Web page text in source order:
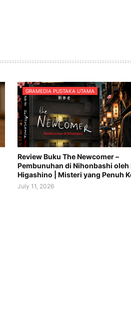
GRAMEDIA PUSTAKA UTAMA
Review Buku The Newcomer –
Pembunuhan di Nihonbashi oleh
Higashino | Misteri yang Penuh
July 11, 2026